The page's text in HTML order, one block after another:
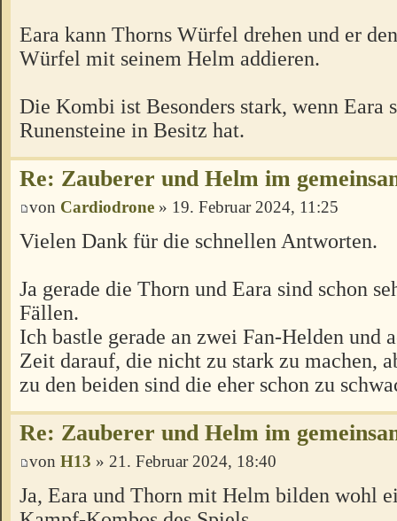
Eara kann Thorns Würfel drehen und er
Würfel mit seinem Helm addieren.
Die Kombi ist Besonders stark, wenn Eara
Runensteine in Besitz hat.
Re: Zauberer und Helm im
von Cardiodrone » 19. Februar 2024, 11:25
Vielen Dank für die schnellen Antworten.
Ja gerade die Thorn und Eara sind schon
Fällen.
Ich bastle gerade an zwei Fan-Helden und
Zeit darauf, die nicht zu stark zu machen,
zu den beiden sind die eher schon zu
Re: Zauberer und Helm im
von H13 » 21. Februar 2024, 18:40
Ja, Eara und Thorn mit Helm bilden wohl